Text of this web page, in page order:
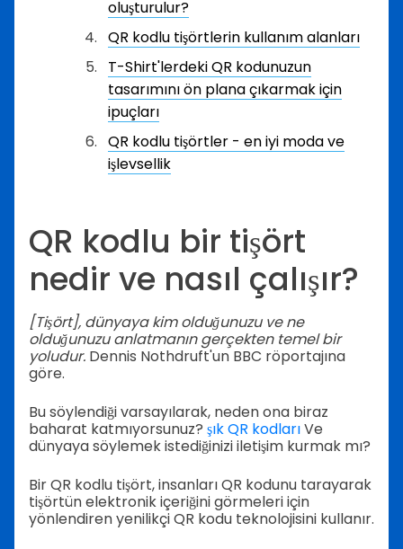
oluşturulur?
QR kodlu tişörtlerin kullanım alanları
T-Shirt'lerdeki QR kodunuzun
tasarımını ön plana çıkarmak için
ipuçları
QR kodlu tişörtler - en iyi moda ve
işlevsellik
QR kodlu bir tişört
nedir ve nasıl çalışır?
[Tişört], dünyaya kim olduğunuzu ve ne
olduğunuzu anlatmanın gerçekten temel bir
yoludur. Dennis Nothdruft'un BBC röportajına
göre.
Bu söylendiği varsayılarak, neden ona biraz
baharat katmıyorsunuz? şık QR kodlarıVe
dünyaya söylemek istediğinizi iletişim kurmak mı?
Bir QR kodlu tişört, insanları QR kodunu tarayarak
tişörtün elektronik içeriğini görmeleri için
yönlendiren yenilikçi QR kodu teknolojisini kullanır.